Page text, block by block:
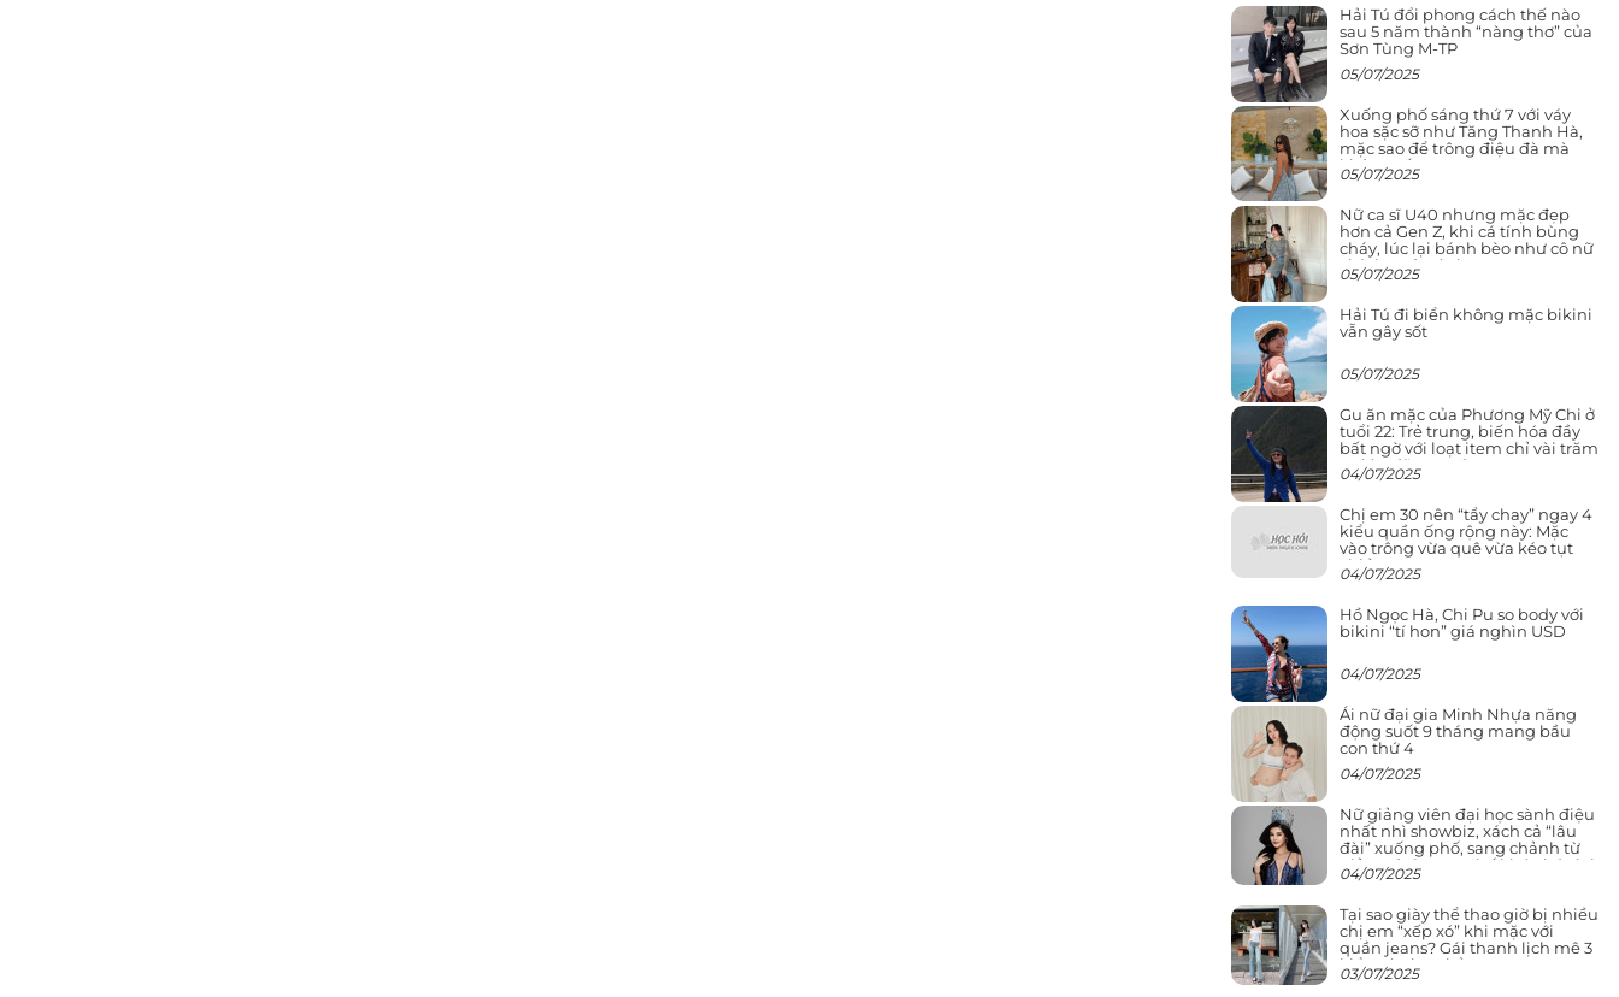
Hải Tú đổi phong cách thế nào
sau 5 năm thành “nàng thơ” của
Sơn Tùng M-TP
05/07/2025
Xuống phố sáng thứ 7 với váy
hoa sặc sỡ như Tăng Thanh Hà,
mặc sao để trông điệu đà mà
không sến
05/07/2025
Nữ ca sĩ U40 nhưng mặc đẹp
hơn cả Gen Z, khi cá tính bùng
cháy, lúc lại bánh bèo như cô nữ
chính ngôn tình
05/07/2025
Hải Tú đi biển không mặc bikini
vẫn gây sốt
05/07/2025
Gu ăn mặc của Phương Mỹ Chi ở
tuổi 22: Trẻ trung, biến hóa đầy
bất ngờ với loạt item chỉ vài trăm
nghìn đã mua được
04/07/2025
Chị em 30 nên “tẩy chay” ngay 4
kiểu quần ống rộng này: Mặc
vào trông vừa quê vừa kéo tụt
chiều cao
04/07/2025
Hồ Ngọc Hà, Chi Pu so body với
bikini “tí hon” giá nghìn USD
04/07/2025
Ái nữ đại gia Minh Nhựa năng
động suốt 9 tháng mang bầu
con thứ 4
04/07/2025
Nữ giảng viên đại học sành điệu
nhất nhì showbiz, xách cả “lâu
đài” xuống phố, sang chảnh từ
giảng đường ra phố khó ai đọ lại
04/07/2025
Tại sao giày thể thao giờ bị nhiều
chị em “xếp xó” khi mặc với
quần jeans? Gái thanh lịch mê 3
kiểu này hơn hẳn
03/07/2025